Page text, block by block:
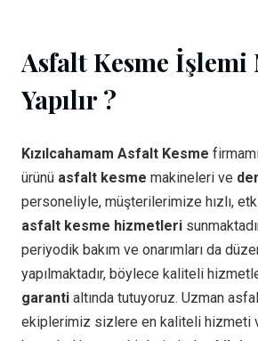
Asfalt Kesme İşlemi
Yapılır ?
Kızılcahamam Asfalt Kesme
ürünü asfalt kesme makineleri ve
personeliyle, müşterilerimize hızlı,
asfalt kesme hizmetleri
periyodik bakım ve onarımları da
yapılmaktadır, böylece kaliteli
garanti altında tutuyoruz. Uzman
ekiplerimiz sizlere en kaliteli hizmeti